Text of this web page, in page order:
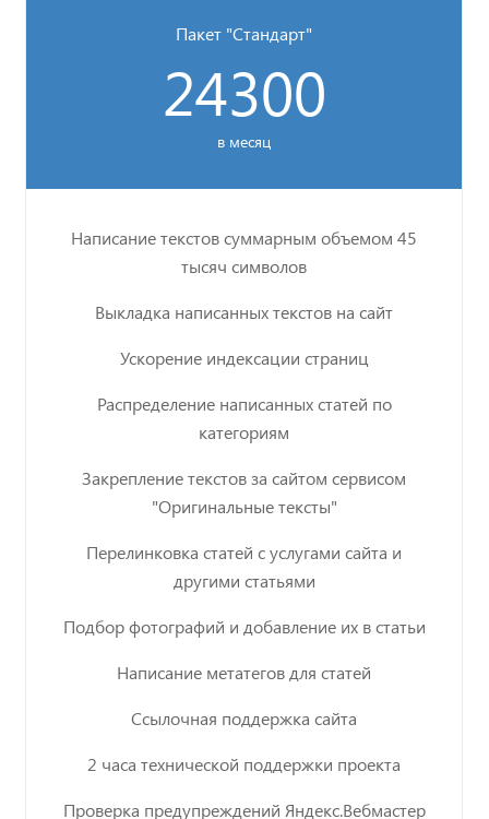
Пакет "Стандарт"
24300
в месяц
Написание текстов суммарным объемом 45
тысяч символов
Выкладка написанных текстов на сайт
Ускорение индексации страниц
Распределение написанных статей по
категориям
Закрепление текстов за сайтом сервисом
"Оригинальные тексты"
Перелинковка статей с услугами сайта и
другими статьями
Подбор фотографий и добавление их в статьи
Написание метатегов для статей
Ссылочная поддержка сайта
2 часа технической поддержки проекта
Проверка предупреждений Яндекс.Вебмастер